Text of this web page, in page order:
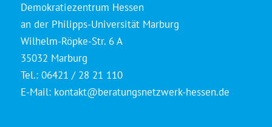
Demokratiezentrum Hessen
an der Philipps-Universität Marburg
Wilhelm-Röpke-Str. 6 A
35032 Marburg
Tel.: 06421 / 28 21 110
E-Mail: kontakt@beratungsnetzwerk-hessen.de